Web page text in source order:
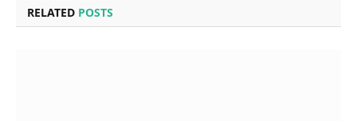
RELATED POSTS